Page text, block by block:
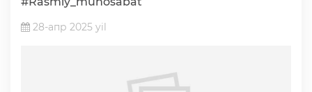
28-апр 2025 yil